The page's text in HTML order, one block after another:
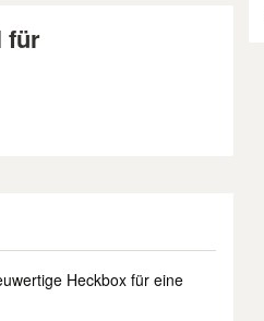
für
Heckbox für eine